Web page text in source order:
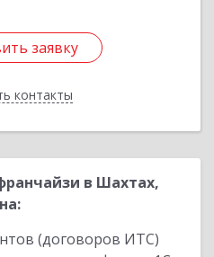
заявку
контакты
заявку
в Шахтах,
(договоров ИТС)